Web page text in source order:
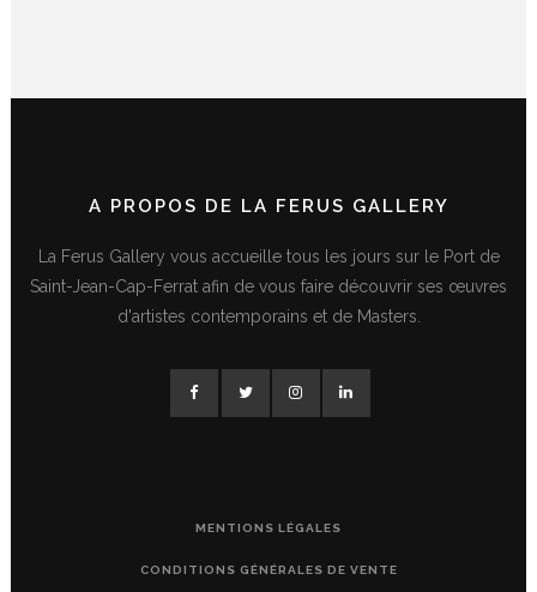
A PROPOS DE LA FERUS GALLERY
La Ferus Gallery vous accueille tous les jours sur le Port de
Saint-Jean-Cap-Ferrat afin de vous faire découvrir ses œuvres
d'artistes contemporains et de Masters.
MENTIONS LÉGALES
CONDITIONS GÉNÉRALES DE VENTE